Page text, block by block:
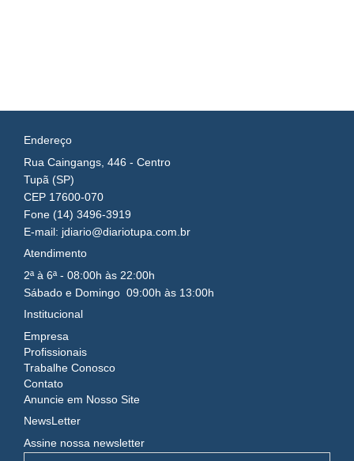
Endereço
Rua Caingangs, 446 - Centro
Tupã (SP)
CEP 17600-070
Fone (14) 3496-3919
E-mail: jdiario@diariotupa.com.br
Atendimento
2ª à 6ª - 08:00h às 22:00h
Sábado e Domingo 09:00h às 13:00h
Institucional
Empresa
Profissionais
Trabalhe Conosco
Contato
Anuncie em Nosso Site
NewsLetter
Assine nossa newsletter